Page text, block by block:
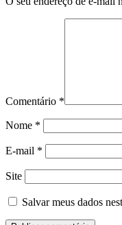
Comentário *
Nome *
E-mail *
Site
Salvar meus dados